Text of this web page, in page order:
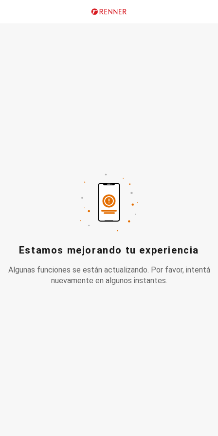
Estamos mejorando tu experiencia
Algunas funciones se están actualizando. Por favor, intentá
nuevamente en algunos instantes.